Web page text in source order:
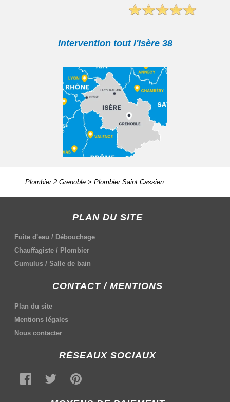
Intervention tout l'Isère 38
Plombier 2 Grenoble> Plombier Saint Cassien
PLAN DU SITE
Fuite d'eau / Débouchage
Chauffagiste / Plombier
Cumulus /Salle de bain
CONTACT / MENTIONS
Plan du site
Mentions légales
Nous contacter
RÉSEAUX SOCIAUX